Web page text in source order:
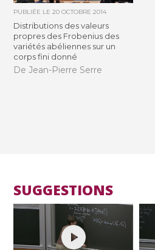
PUBLIÉE LE20 OCTOBRE 2014
Distributions des valeurs
propres des Frobenius des
variétés abéliennes sur un
corps fini donné
De Jean-Pierre Serre
SUGGESTIONS